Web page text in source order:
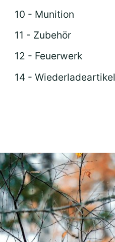
10 - Munition
11 - Zubehör
12 - Feuerwerk
14 - Wiederladeartikel